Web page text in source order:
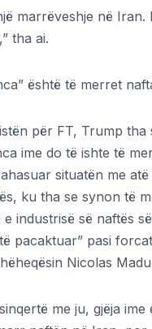
marrëveshje në Iran.
tha ai.
është të merret
për FT, Trump tha
ime do të ishte të
situatën me atë
ku tha se synon të
industrisë së naftës
pacaktuar” pasi
Nicolas
me ju, gjëja